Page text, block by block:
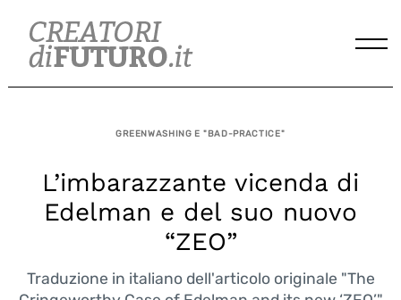
content
GREENWASHING E "BAD-PRACTICE"
L’imbarazzante vicenda di
Edelman e del suo nuovo
“ZEO”
Traduzione in italiano dell'articolo originale "The